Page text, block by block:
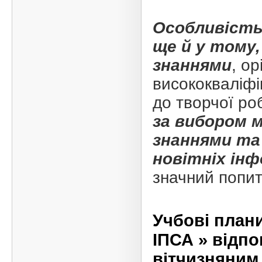
ще й у
знаннями,
до творчої
за вибором
знаннями
новітніх
значний
Учбові
ІПСА »